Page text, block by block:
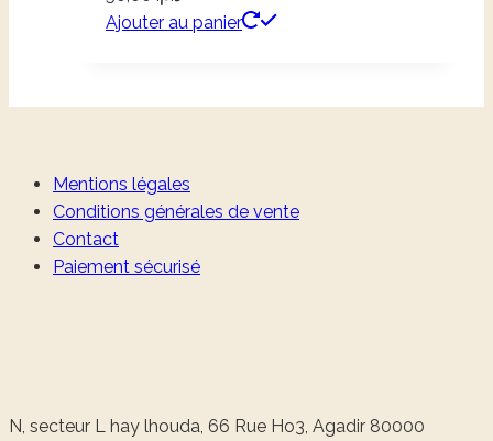
Ajouter au panier
Mentions légales
Conditions générales de vente
Contact
Paiement sécurisé
N, secteur L hay lhouda, 66 Rue Ho3, Agadir 80000